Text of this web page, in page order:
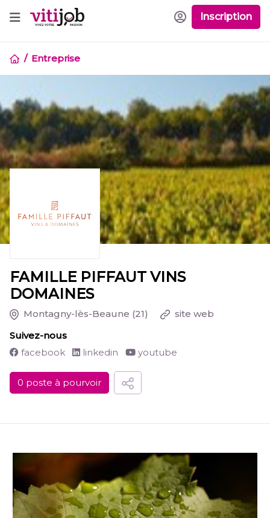
Inscription
Entreprise
FAMILLE PIFFAUT VINS
DOMAINES
Montagny-lès-Beaune (21)
site web
Suivez-nous
facebook
linkedin youtube
0 poste à pourvoir